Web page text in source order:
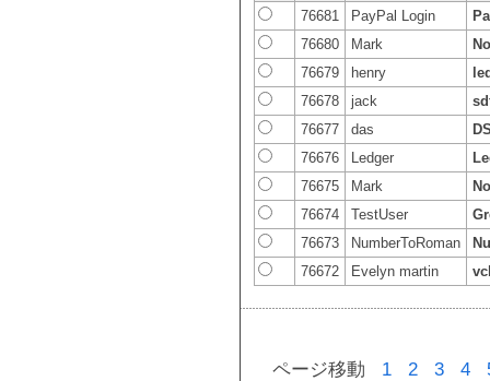
76681
PayPal Login
76680
Mark
76679
henry
76678
jack
76677
das
76676
Ledger
76675
Mark
76674
TestUser
76673
NumberToRoman
76672
Evelyn martin
ページ移動 1 2 3 4